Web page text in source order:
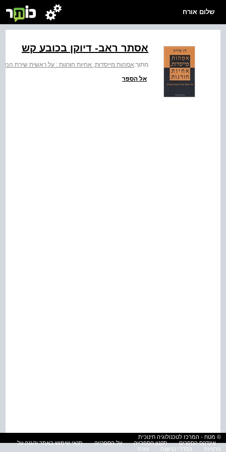
שלום אורח
אסתר ראב- דיוקן בכובע קש
מתוך:אמהות מייסדות, אחיות חורגות : על ראשית שירת
אל הספר
© מטח - המרכז לטכנולוגיה חינוכית
אינדקס הספרים
תקנון הספרייה על הספרייה
תנאי שימוש באתר והגנה על
פרטיות
הסדרי נגישות עזרה